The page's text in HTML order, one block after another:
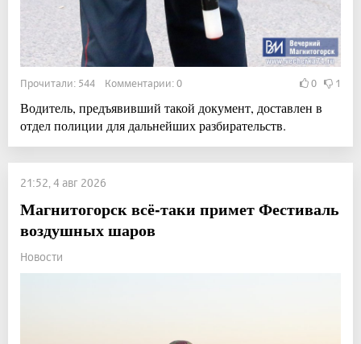
Прочитали: 544 Комментарии: 0 0 1
Водитель, предъявивший такой документ, доставлен в
отдел полиции для дальнейших разбирательств.
21:52, 4 авг 2026
Магнитогорск всё-таки примет Фестиваль
воздушных шаров
Новости